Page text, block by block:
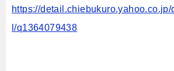
https://
l/q1364079438